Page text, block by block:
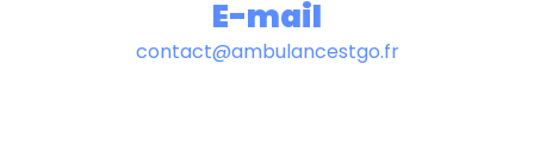
E-mail
contact@ambulancestgo.fr